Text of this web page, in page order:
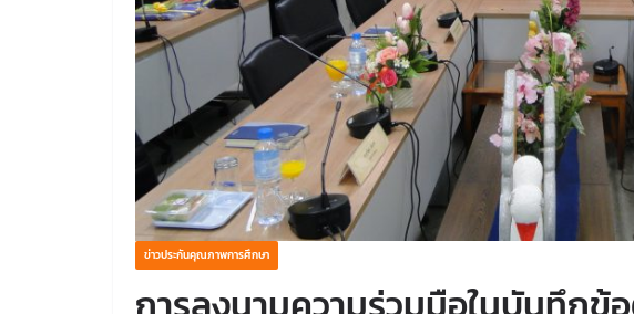
ข่าวประกันคุณภาพการศึกษา